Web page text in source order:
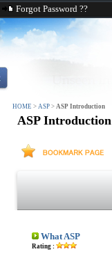
Forgot Password ??
HOME > ASP > ASP Introduction
ASP Introduction
What ASP
Rating :